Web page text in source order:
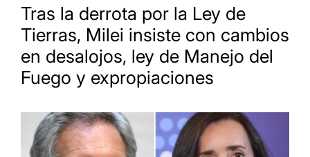
Tras la derrota por la Ley de
Tierras, Milei insiste con cambios
en desalojos, ley de Manejo del
Fuego y expropiaciones